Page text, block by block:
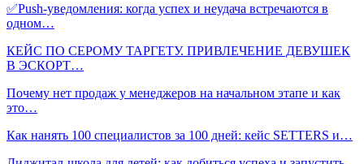
✅Push-уведомления: когда успех и неудача встречаются в
одном…
КЕЙС ПО СЕРОМУ ТАРГЕТУ. ПРИВЛЕЧЕНИЕ ДЕВУШЕК
В ЭСКОРТ…
Почему нет продаж у менеджеров на начальном этапе и как
это…
Как нанять 100 специалистов за 100 дней: кейс SETTERS и…